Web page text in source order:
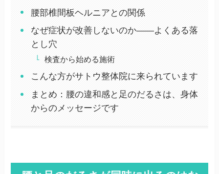
腰部椎間板ヘルニアとの関係
なぜ症状が改善しないのか——よくある落
とし穴
検査から始める施術
こんな方がサトウ整体院に来られています
まとめ：腰の違和感と足のだるさは、身体
からのメッセージです